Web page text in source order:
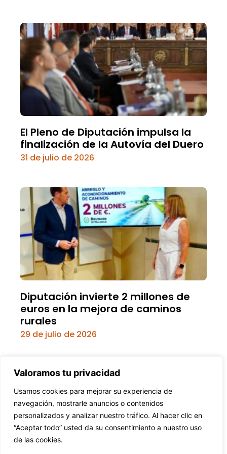
Valoramos tu privacidad
Usamos cookies para mejorar su experiencia de
navegación, mostrarle anuncios o contenidos
personalizados y analizar nuestro tráfico. Al hacer clic en
“Aceptar todo” usted da su consentimiento a nuestro uso
de las cookies.
El Pleno de Diputación impulsa la
finalización de la Autovía del Duero
31 de julio de 2026
Diputación invierte 2 millones de
euros en la mejora de caminos
rurales
29 de julio de 2026
© Zaratán al día